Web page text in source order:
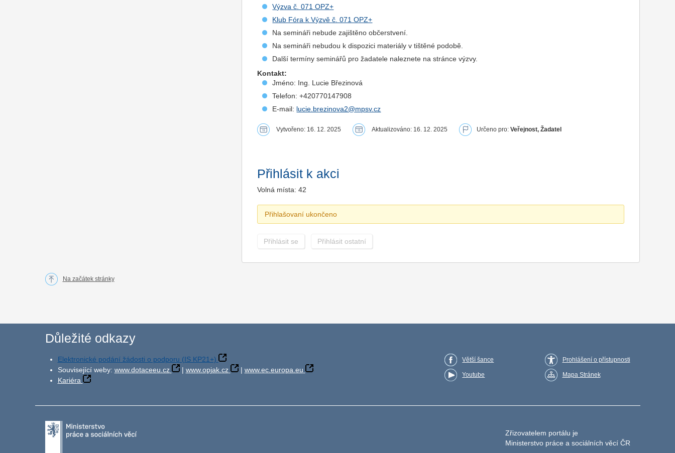
Výzva č. 071 OPZ+
Klub Fóra k Výzvě č. 071 OPZ+
Na semináři nebude zajištěno občerstvení.
Na semináři nebudou k dispozici materiály v tištěné podobě.
Další termíny seminářů pro žadatele naleznete na stránce výzvy.
Kontakt:
Jméno: Ing. Lucie Březinová
Telefon: +420770147908
E-mail: lucie.brezinova2@mpsv.cz
Vytvořeno: 16. 12. 2025 Aktualizováno: 16. 12. 2025 Určeno pro:Veřejnost, Žadatel
Přihlásit k akci
Volná místa: 42
Přihlašovaní ukončeno
Přihlásit se Přihlásit ostatní
Na začátek stránky
Důležité odkazy
Elektronické podání žádosti o podporu (IS KP21+)
Související weby: www.dotaceeu.cz | www.opjak.cz | www.ec.europa.eu
Kariéra
Větší šance
Youtube
Prohlášení o přístupnosti
Mapa Stránek
Zřizovatelem portálu je
Ministerstvo práce a sociálních věcí ČR